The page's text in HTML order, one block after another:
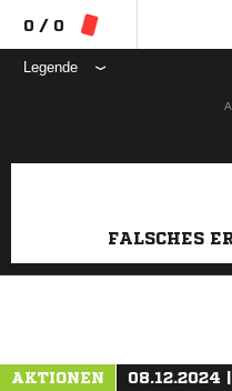
0 / 0
Legende
FALSCHES
AKTIONEN 08.12.2024